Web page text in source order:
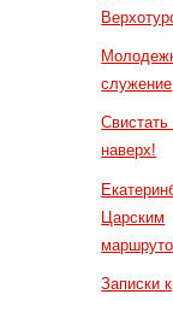
служение
Свистать
наверх!
Царским
Записки